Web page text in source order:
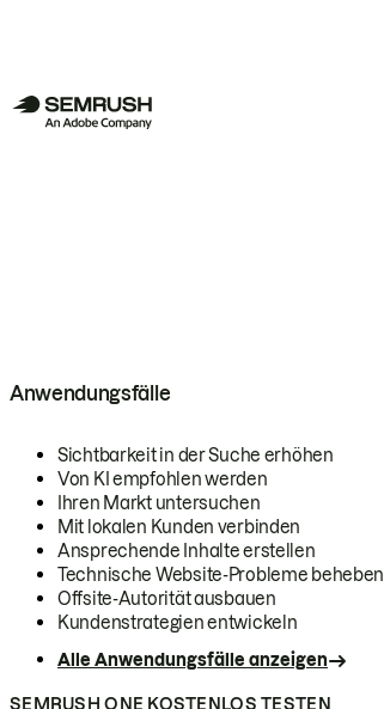
Anwendungsfälle
Sichtbarkeit in der Suche erhöhen
Von KI empfohlen werden
Ihren Markt untersuchen
Mit lokalen Kunden verbinden
Ansprechende Inhalte erstellen
Technische Website-Probleme beheben
Offsite-Autorität ausbauen
Kundenstrategien entwickeln
Alle Anwendungsfälle anzeigen
SEMRUSH ONE KOSTENLOS TESTEN